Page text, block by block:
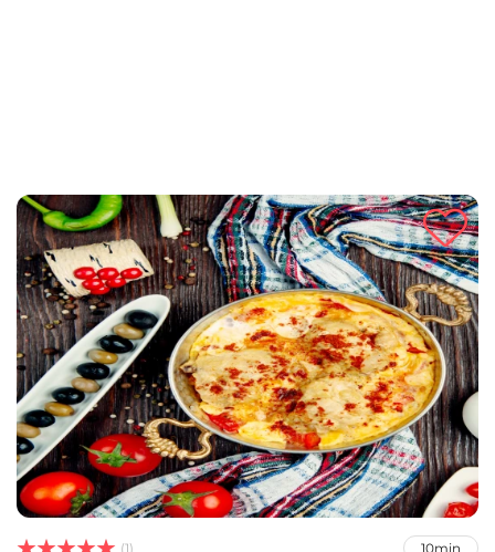


 (1) 10min